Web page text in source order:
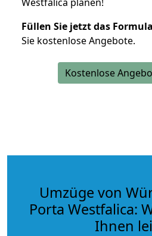
Füllen Sie jetzt das
Sie kostenlose Angebote.
Kostenlose
Umzüge von
Porta Westfalica:
Ihnen